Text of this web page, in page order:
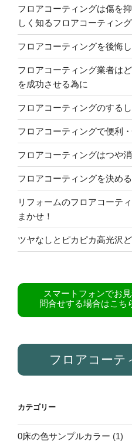
フロアコーティングは傷を
しく知るフロアコーティング
フロアコーティングを後悔
フロアコーティング業者は
を成功させる為に
フロアコーティングのする
フロアコーティングで便利
フロアコーティングはつや
フロアコーティングを決め
リフォームのフロアコーテ
まかせ！
ツヤなしとピカピカ高光沢
スマートフォンでお
問合せする場合はこち
フロアコーテ
カテゴリー
0床の色サンプルカラー (1)